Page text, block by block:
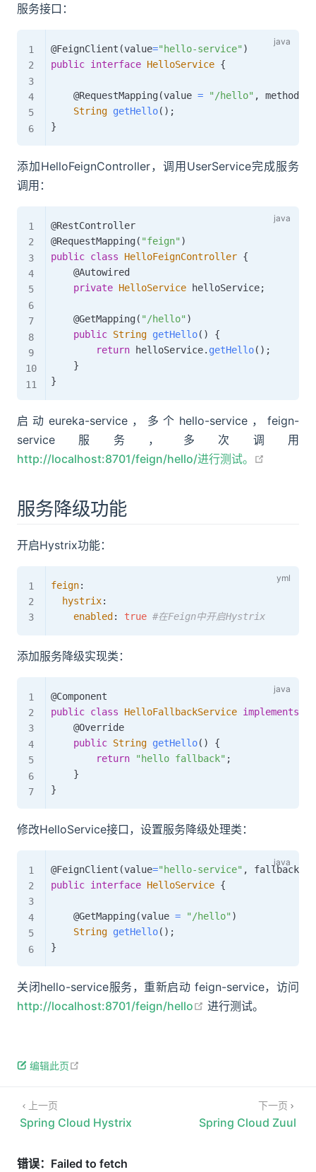
服务接口：
@FeignClient (value="hello-service" )
public interface HelloService {
@RequestMapping(value = "/hello" , method
String getHello( ) ;
}
添加HelloFeignController，调用UserService完成服务
调用：
@RestController
@RequestMapping( "feign" )
public class HelloFeignController {
@Autowired
private HelloService helloService;
@GetMapping( "/hello" )
public String getHello( )
{
return helloService. getHello( ) ;
}
}
启动eureka-service，多个hello-service，feign-
service服务，多次调用
http://localhost:8701/feign/hello/进行测试。
服务降级功能
开启Hystrix功能：
feign:
hystrix:
enabled: true #在Feign中开启Hystrix
添加服务降级实现类：
@Component
public class HelloFallbackService implements
@Override
public String getHello( )
{
return
"hello fallback" ;
}
}
修改HelloService接口，设置服务降级处理类：
@FeignClient (value="hello-service" , fallback
public interface HelloService {
@GetMapping(value = "/hello" )
String getHello( ) ;
}
关闭hello-service服务，重新启动 feign-service，访问
http://localhost:8701/feign/hello
open in new window
进行测试。
编辑此页
上一页
Spring Cloud Hystrix
下一页
Spring Cloud Zuul